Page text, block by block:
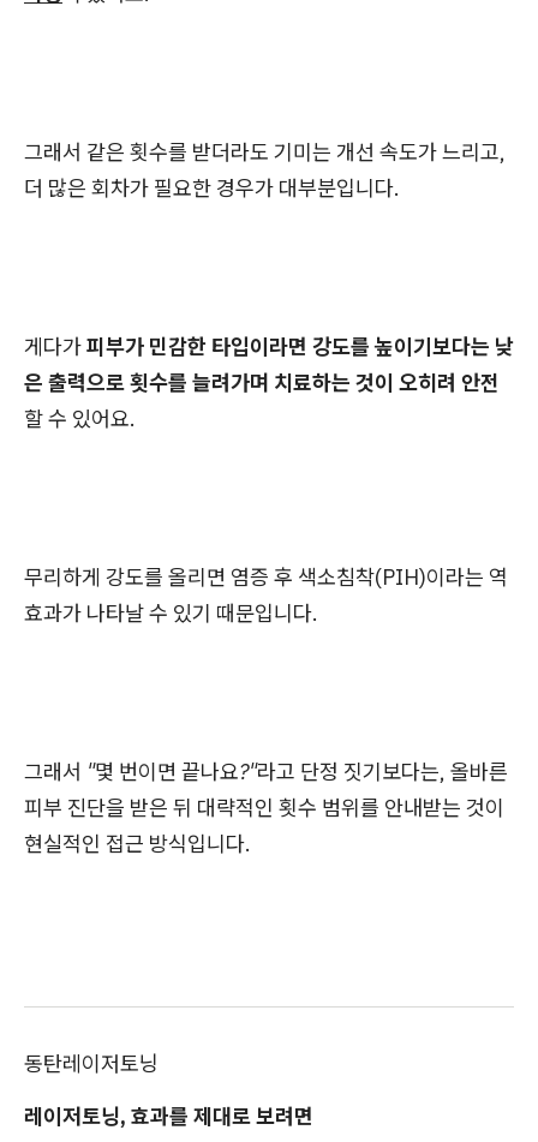
그래서 같은 횟수를 받더라도 기미는 개선 속도가 느리고,
더 많은 회차가 필요한 경우가 대부분입니다.
게다가피부가 민감한 타입이라면 강도를 높이기보다는 낮
은 출력으로 횟수를 늘려가며 치료하는 것이 오히려 안전
할 수 있어요.
무리하게 강도를 올리면 염증 후 색소침착(PIH)이라는 역
효과가 나타날 수 있기 때문입니다.
그래서 "몇 번이면 끝나요?"라고 단정 짓기보다는, 올바른
피부 진단을 받은 뒤 대략적인 횟수 범위를 안내받는 것이
현실적인 접근 방식입니다.
동탄레이저토닝
레이저토닝, 효과를 제대로 보려면